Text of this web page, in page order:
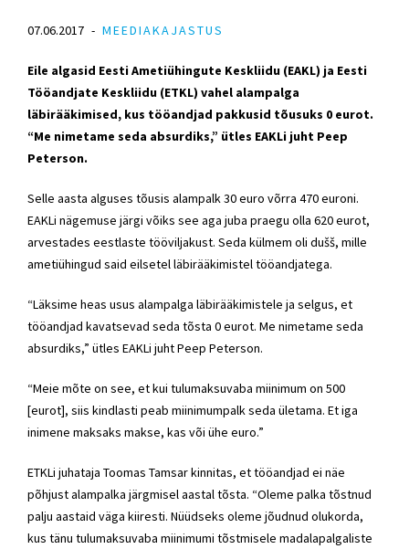
07.06.2017 MEEDIAKAJASTUS
Eile algasid Eesti Ameti­ühingute Keskliidu (EAKL) ja Eesti
Tööandjate Keskliidu (ETKL) vahel alampalga
läbirääkimised, kus tööandjad pakkusid tõusuks 0 eurot.
“Me nimetame seda absurdiks,” ütles EAKLi juht Peep
Peterson.
Selle aasta alguses tõusis alampalk 30 euro võrra 470 euroni.
EAKLi nägemuse järgi võiks see aga juba praegu olla 620 eurot,
arvestades eestlaste tööviljakust. Seda külmem oli dušš, mille
ametiühingud said eilsetel läbirääkimistel tööandjatega.
“Läksime heas usus alampalga läbirääkimistele ja selgus, et
tööandjad kavatsevad seda tõsta 0 eurot. Me nimetame seda
absurdiks,” ütles EAKLi juht Peep Peterson.
“Meie mõte on see, et kui tulumaksuvaba miinimum on 500
[eurot], siis kindlasti peab miinimumpalk seda ületama. Et iga
inimene maksaks makse, kas või ühe euro.”
ETKLi juhataja Toomas Tamsar kinnitas, et tööandjad ei näe
põhjust alampalka järgmisel aastal tõsta. “Oleme palka tõstnud
palju aastaid väga kiiresti. Nüüdseks oleme jõudnud olukorda,
kus tänu tulumaksuvaba miinimumi tõstmisele madalapalgaliste